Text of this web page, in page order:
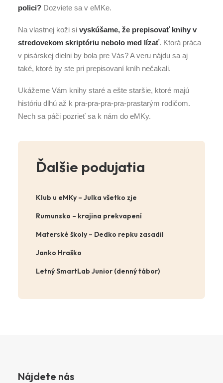
polici? Dozviete sa v eMKe.
Na vlastnej koži si vyskúšame, že prepisovať knihy v
stredovekom skriptóriu nebolo med lízať. Ktorá práca
v pisárskej dielni by bola pre Vás? A veru nájdu sa aj
také, ktoré by ste pri prepisovaní kníh nečakali.
Ukážeme Vám knihy staré a ešte staršie, ktoré majú
históriu dlhú až k pra-pra-pra-pra-prastarým rodičom.
Nech sa páči pozrieť sa k nám do eMKy.
Ďalšie podujatia
Klub u eMKy – Julka všetko zje
Rumunsko – krajina prekvapení
Materské školy – Dedko repku zasadil
Janko Hraško
Letný SmartLab Junior (denný tábor)
Nájdete nás